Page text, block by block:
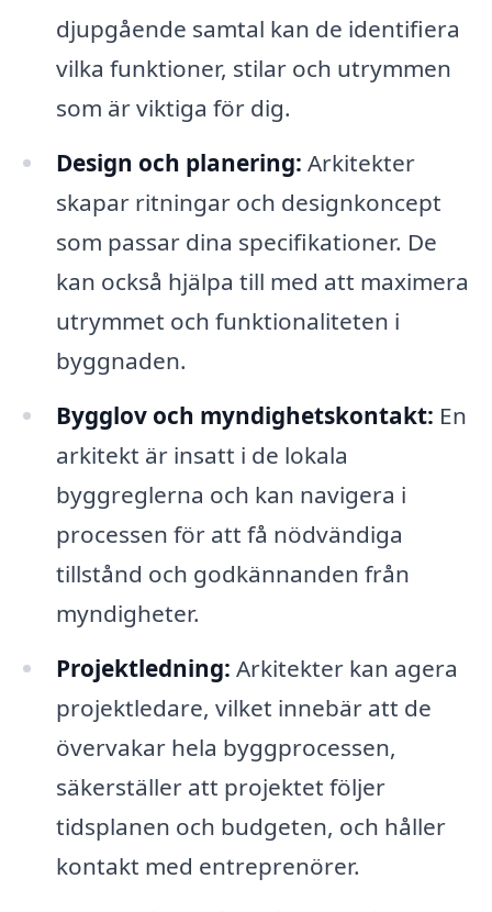
djupgående samtal kan de identifiera
vilka funktioner, stilar och utrymmen
som är viktiga för dig.
Design och planering: Arkitekter
skapar ritningar och designkoncept
som passar dina specifikationer. De
kan också hjälpa till med att maximera
utrymmet och funktionaliteten i
byggnaden.
Bygglov och myndighetskontakt: En
arkitekt är insatt i de lokala
byggreglerna och kan navigera i
processen för att få nödvändiga
tillstånd och godkännanden från
myndigheter.
Projektledning: Arkitekter kan agera
projektledare, vilket innebär att de
övervakar hela byggprocessen,
säkerställer att projektet följer
tidsplanen och budgeten, och håller
kontakt med entreprenörer.